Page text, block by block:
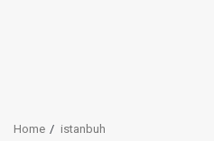
Home istanbuh